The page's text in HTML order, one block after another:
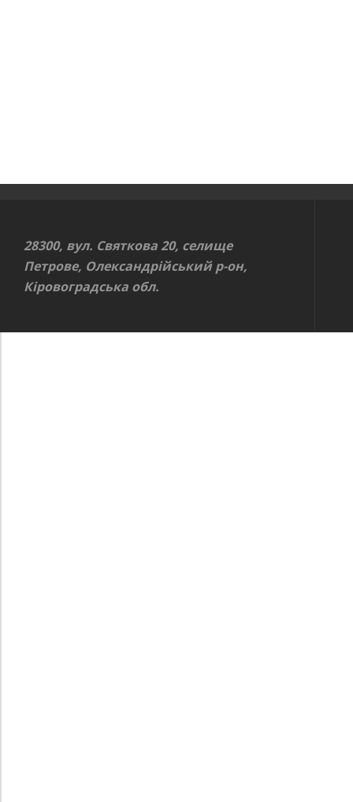
28300, вул. Святкова 20, селище
Петрове, Олександрійський р-он,
Кіровоградська обл.